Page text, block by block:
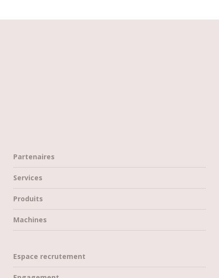
Partenaires
Services
Produits
Machines
Espace recrutement